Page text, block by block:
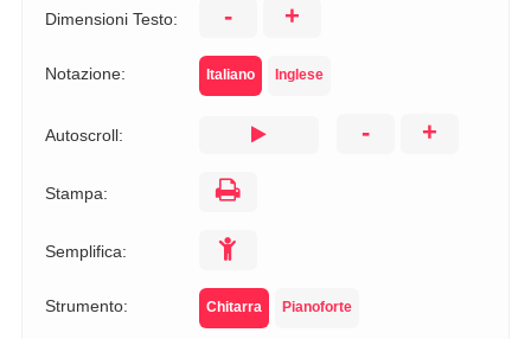
Dimensioni Testo: - +
Notazione: Italiano Inglese
Autoscroll: - +
Stampa:
Semplifica:
Strumento: Chitarra Pianoforte